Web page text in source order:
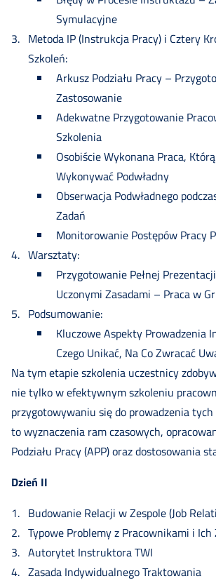
Symulacyjne
Metoda IP (Instrukcja Pracy) i Cztery
Szkoleń:
Arkusz Podziału Pracy –
Zastosowanie
Adekwatne Przygotowanie
Szkolenia
Osobiście Wykonana Praca,
Wykonywać Podwładny
Obserwacja Podwładnego
Zadań
Monitorowanie Postępów Pracy
Warsztaty:
Przygotowanie Pełnej
Uczonymi Zasadami – Praca w
Podsumowanie:
Kluczowe Aspekty Prowadzenia
Czego Unikać, Na Co Zwracać
Na tym etapie szkolenia uczestnicy
nie tylko w efektywnym szkoleniu
przygotowywaniu się do prowadzenia tych
to wyznaczenia ram czasowych,
Podziału Pracy (APP) oraz dostosowania
Dzień II
Budowanie Relacji w Zespole (Job
Typowe Problemy z Pracownikami i Ich
Autorytet Instruktora TWI
Zasada Indywidualnego Traktowania